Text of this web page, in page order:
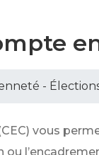
-
vous
ou